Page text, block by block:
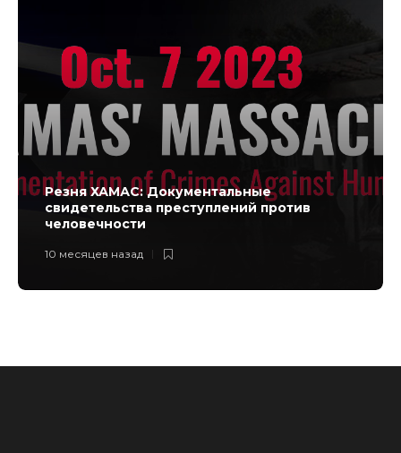
Резня ХАМАС: Документальные
свидетельства преступлений против
человечности
10 месяцев назад